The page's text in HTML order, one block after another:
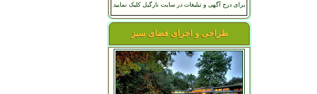
برای درج آگهی و تبلیغات در سایت نارگیل کلیک نمایید
طراحی و اجرای فضای سبز